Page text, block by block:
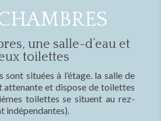
une salle-d’eau et
toilettes
sont situées à l’étage. la salle de
attenante et dispose de toilettes
toilettes se situent au rez-
indépendantes).